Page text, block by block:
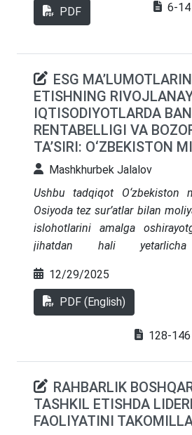
hisoblangan boshqaruv
tahlilining korxona
mahalliy korxonalarimizda
uslublaridan biri BSS
Systems – balanslik
metodologiyasini qoʻllash
etilib ushbu uslubiyotning KPI
Indicator – asosiy ishlash
taqdim etilgan. Tadqiqot
natijalariga asoslangan
shakllantirilgan.
PDF 6-14
ESG
ETISHNING
IQTISODIYOTLARDA
RENTABELLIGI VA
TA’SIRI: O‘ZBEKISTON
Mashkhurbek Jalalov
Ushbu tadqiqot O‘zbekiston
Osiyoda tez sur’atlar bilan
islohotlarini amalga
jihatdan hali yetarlicha
ijtimoiy va korporativ
ma’lumotlarini oshkor
hamda bozor qiymatiga ta’sirini
2024 yillar oralig‘ida faoliyat
orqali maxsus tuzilgan ESG
shakllantirildi. Moliyaviy
Markaziy bankining ochiq
12/29/2025
PDF (English)
128-146
RAHBARLIK
TASHKIL ETISHDA
FAOLIYATINI